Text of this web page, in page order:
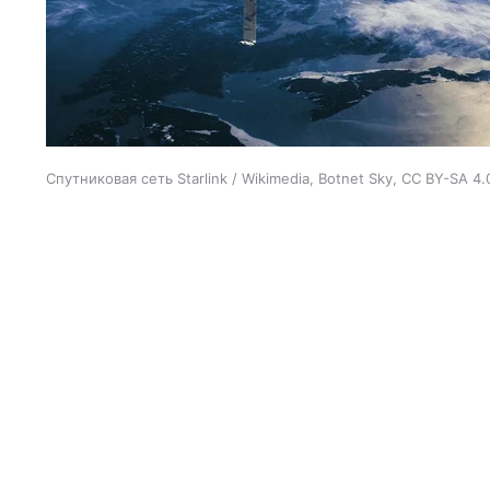
Спутниковая сеть Starlink / Wikimedia, Botnet Sky, CC BY-SA